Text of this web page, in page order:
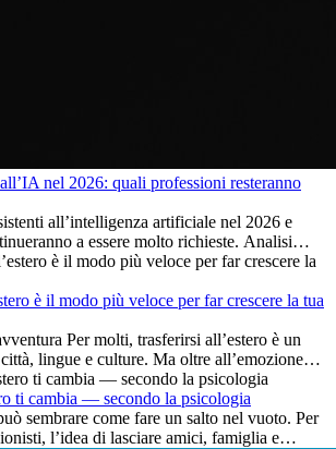
nel 2026: quali professioni resteranno
all’intelligenza artificiale nel 2026 e
a essere molto richieste. Analisi
e delle opportunità di carriera
è il modo più veloce per far crescere la tua
Per molti, trasferirsi all’estero è un
lingue e culture. Ma oltre all’emozione
all’estero è anche...
ti cambia — secondo la psicologia
sembrare come fare un salto nel vuoto. Per
l’idea di lasciare amici, famiglia e